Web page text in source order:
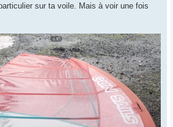
sur ta voile. Mais à voir une fois